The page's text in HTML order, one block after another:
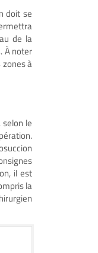
doit se
de la
À noter
à
le
il est
la